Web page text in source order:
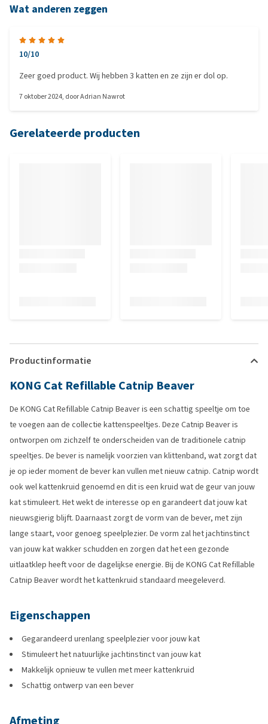
Wat anderen zeggen
10/10
Zeer goed product. Wij hebben 3 katten en ze zijn er dol op.
7 oktober 2024, doorAdrian Nawrot
Gerelateerde producten
Productinformatie
KONG Cat Refillable Catnip Beaver
De KONG Cat Refillable Catnip Beaver is een schattig speeltje om toe
te voegen aan de collectie kattenspeeltjes. Deze Catnip Beaver is
ontworpen om zichzelf te onderscheiden van de traditionele catnip
speeltjes. De bever is namelijk voorzien van klittenband, wat zorgt dat
je op ieder moment de bever kan vullen met nieuw catnip. Catnip wordt
ook wel kattenkruid genoemd en dit is een kruid wat de geur van jouw
kat stimuleert. Het wekt de interesse op en garandeert dat jouw kat
nieuwsgierig blijft. Daarnaast zorgt de vorm van de bever, met zijn
lange staart, voor genoeg speelplezier. De vorm zal het jachtinstinct
van jouw kat wakker schudden en zorgen dat het een gezonde
uitlaatklep heeft voor de dagelijkse energie. Bij de KONG Cat Refillable
Catnip Beaver wordt het kattenkruid standaard meegeleverd.
Eigenschappen
Gegarandeerd urenlang speelplezier voor jouw kat
Stimuleert het natuurlijke jachtinstinct van jouw kat
Makkelijk opnieuw te vullen met meer kattenkruid
Schattig ontwerp van een bever
Afmeting